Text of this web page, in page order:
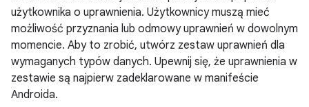
użytkownika o uprawnienia. Użytkownicy muszą mieć
możliwość przyznania lub odmowy uprawnień w dowolnym
momencie. Aby to zrobić, utwórz zestaw uprawnień dla
wymaganych typów danych. Upewnij się, że uprawnienia w
zestawie są najpierw zadeklarowane w manifeście
Androida.